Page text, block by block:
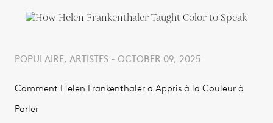
POPULAIRE, ARTISTES - OCTOBER 09, 2025
Comment Helen Frankenthaler a Appris à la Couleur à
Parler